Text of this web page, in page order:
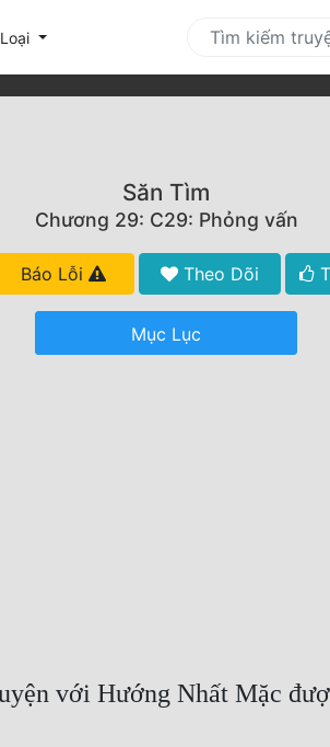
Săn Tìm
Chương 29: C29: Phỏng vấn
Báo Lỗi Theo Dõi
Mục Lục
với Hướng Nhất Mặc